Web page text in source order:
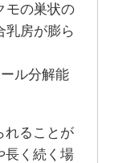
モの巣状の
乳房が膨ら
ル分解能
れることが
長く続く場